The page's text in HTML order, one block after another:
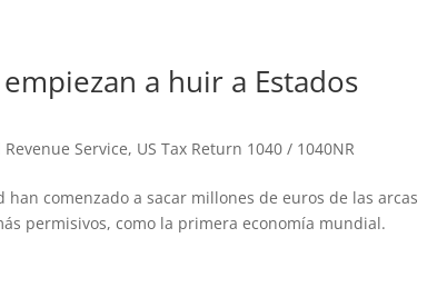
a huir a Estados
Service, US Tax Return 1040 / 1040NR
comenzado a sacar millones de euros de las arcas
permisivos, como la primera economía mundial.